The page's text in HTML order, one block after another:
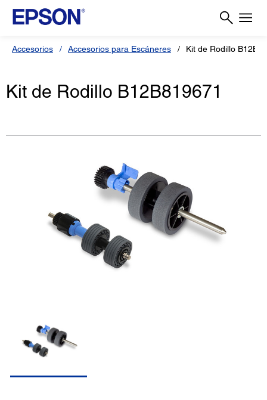
Accesorios Accesorios para Escáneres Kit de Rodillo
Kit de Rodillo B12B819671